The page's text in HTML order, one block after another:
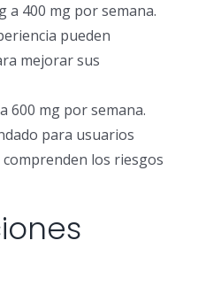
a 400 mg por semana.
pueden
mejorar sus
600 mg por semana.
para usuarios
los riesgos